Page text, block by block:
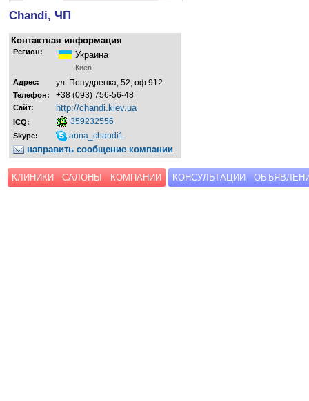
Chandi, ЧП
Контактная информация
Регион: Украина
Киев
Адрес:
ул. Попудренка, 52, оф.912
Телефон: +38 (093) 756-56-48
Сайт: http://chandi.kiev.ua
ICQ: 359232556
Skype: anna_chandi1
направить сообщение компании
КЛИНИКИ САЛОНЫ КОМПАНИИ КОНСУЛЬТАЦИИ